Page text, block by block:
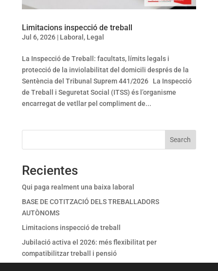
Limitacions inspecció de treball
Jul 6, 2026| Laboral , Legal
La Inspecció de Treball: facultats, límits legals i
protecció de la inviolabilitat del domicili després de la
Sentència del Tribunal Suprem 441/2026 La Inspecció
de Treball i Seguretat Social (ITSS) és l’organisme
encarregat de vetllar pel compliment de...
Search
Recientes
Qui paga realment una baixa laboral
BASE DE COTITZACIÓ DELS TREBALLADORS
AUTÒNOMS
Limitacions inspecció de treball
Jubilació activa el 2026: més flexibilitat per
compatibilitzar treball i pensió